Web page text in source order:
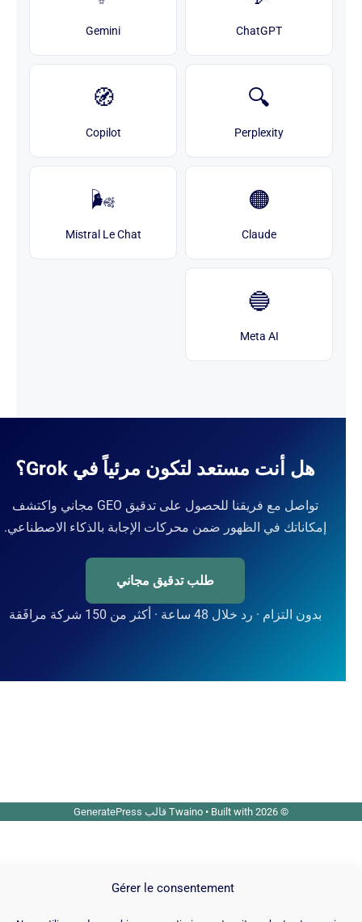
Gérer le consentement
ChatGPT
Gemini
🔍
Perplexity
🧭
Copilot
🟠
Claude
🌬️
Mistral Le Chat
🔵
Meta AI
هل أنت مستعد لتكون مرئياً في Grok؟
تواصل مع فريقنا للحصول على تدقيق GEO مجاني واكتشف
إمكاناتك في الظهور ضمن محركات الإجابة بالذكاء الاصطناعي.
طلب تدقيق مجاني
بدون التزام · رد خلال 48 ساعة · أكثر من 150 شركة مرافَقة
• Built with قالب GeneratePress